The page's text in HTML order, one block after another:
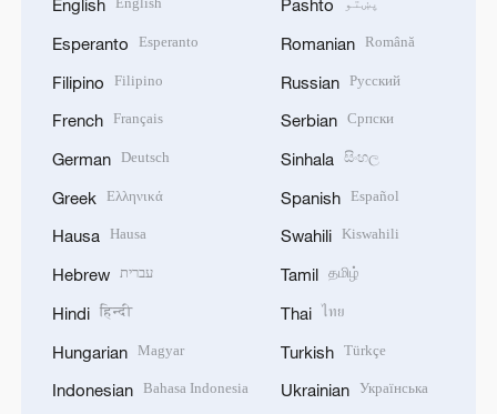
English
Esperanto Esperanto
Filipino Filipino
French Français
German Deutsch
Greek Ελληνικά
Hausa Hausa
Hebrew עברית
Hindi हिन्दी
Hungarian Magyar
Indonesian Bahasa Indonesia
Pashto
Romanian Română
Russian Русский
Serbian Српски
Sinhala සිංහල
Spanish Español
Swahili Kiswahili
Tamil தமிழ்
Thai ไทย
Turkish Türkçe
Ukrainian Українська